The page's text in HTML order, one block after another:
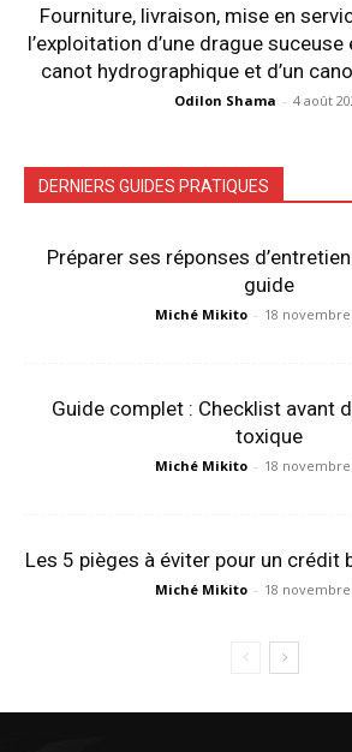
Fourniture, livraison, mise en
l’exploitation d’une drague suceuse
canot hydrographique et d’un
Odilon Shama - 4 août
DERNIERS GUIDES PRATIQUES
Préparer ses réponses
guide
Miché Mikito - 18 novembre
Guide complet : Checklist avant
toxique
Miché Mikito - 18 novembre
Les 5 pièges à éviter pour un crédit
Miché Mikito - 18 novembre